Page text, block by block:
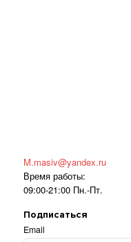
M.masiv@yandex.ru
Время работы:
09:00-21:00 Пн.-Пт.
Подписаться
Email